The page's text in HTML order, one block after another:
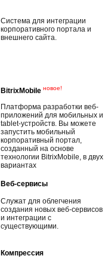
Система для интеграции
корпоративного портала и
внешнего сайта.
BitrixMobile новое!
Платформа разработки веб-
приложений для мобильных и
tablet-устройств. Вы можете
запустить мобильный
корпоративный портал,
созданный на основе
технологии BitrixMobile, в двух
вариантах
Веб-сервисы
Cлужат для облегчения
создания новых веб-сервисов
и интеграции с
существующими.
Компрессия